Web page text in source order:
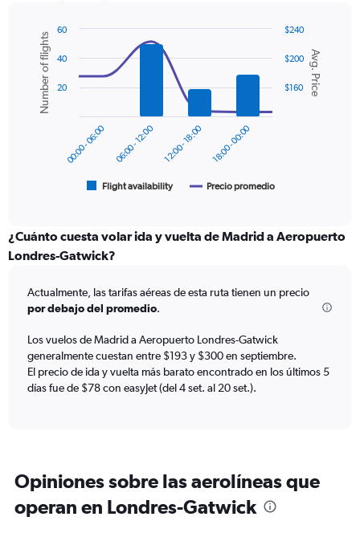
axis
displaying
values.
Range:
Combination
chart
with
data
series.
displaying
categories.
Range:
categories.
The
has
2
Y
axes
of
flights.
Chart
graphic.
Avg. Price
Number of flights
Flight availability Precio promedio
00:00 - 06:00 06:00 - 12:00 12:00 - 18:00 18:00 - 00:00
$160
$200
$240
20
40
60
¿Cuánto cuesta volar ida y vuelta de Madrid a Aeropuerto
Londres-Gatwick?
Actualmente, las tarifas aéreas de esta ruta tienen un precio
por debajo del promedio.
Los vuelos de Madrid a Aeropuerto Londres-Gatwick
generalmente cuestan entre $193 y $300 en septiembre.
El precio de ida y vuelta más barato encontrado en los últimos 5
días fue de $78 con easyJet (del 4 set. al 20 set.).
Opiniones sobre las aerolíneas que
operan en Londres-Gatwick